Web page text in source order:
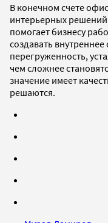
В конечном счете
интерьерных
помогает бизнесу
создавать
перегруженность,
чем сложнее
значение имеет
решаются.